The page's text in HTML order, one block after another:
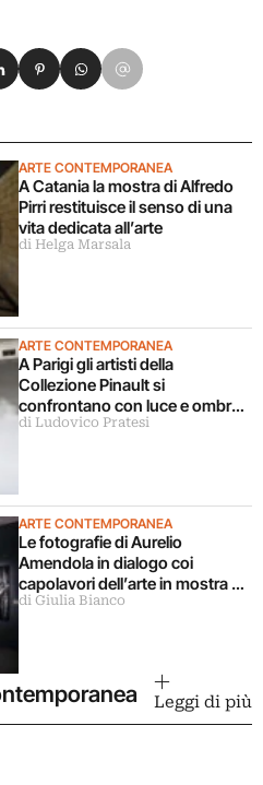
ARTE CONTEMPORANEA
A Catania la mostra di Alfredo
Pirri restituisce il senso di una
vita dedicata all’arte
di Helga Marsala
ARTE CONTEMPORANEA
A Parigi gli artisti della
Collezione Pinault si
confrontano con luce e ombra
in una grande mostra
di Ludovico Pratesi
ARTE CONTEMPORANEA
Le fotografie di Aurelio
Amendola in dialogo coi
capolavori dell’arte in mostra a
Milano
di Giulia Bianco
su Xsu LinkedIn
Condividi su Pinterest
Condividi su WhatsApp
Condividi su Email
Leggi di più